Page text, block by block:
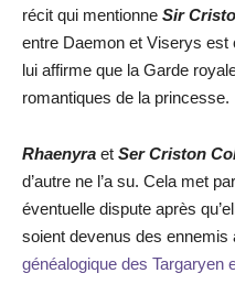
récit qui mentionne Sir
entre Daemon et Viserys
lui affirme que la Garde
romantiques de la princesse.
Rhaenyra et Ser Criston
d’autre ne l’a su. Cela met
éventuelle dispute après
soient devenus des ennemis
généalogique des Targaryen